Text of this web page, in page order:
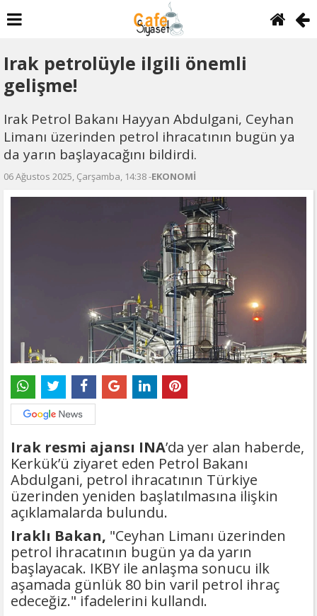
Irak petrolüyle ilgili önemli
gelişme!
Irak Petrol Bakanı Hayyan Abdulgani, Ceyhan
Limanı üzerinden petrol ihracatının bugün ya
da yarın başlayacağını bildirdi.
06 Ağustos 2025, Çarşamba, 14:38 -EKONOMİ
Irak resmi ajansı INA’da yer alan haberde,
Kerkük’ü ziyaret eden Petrol Bakanı
Abdulgani, petrol ihracatının Türkiye
üzerinden yeniden başlatılmasına ilişkin
açıklamalarda bulundu.
Iraklı Bakan, "Ceyhan Limanı üzerinden
petrol ihracatının bugün ya da yarın
başlayacak. IKBY ile anlaşma sonucu ilk
aşamada günlük 80 bin varil petrol ihraç
edeceğiz." ifadelerini kullandı.